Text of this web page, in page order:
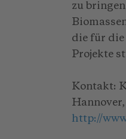
zu
die für
Projekte
Kontakt:
http://